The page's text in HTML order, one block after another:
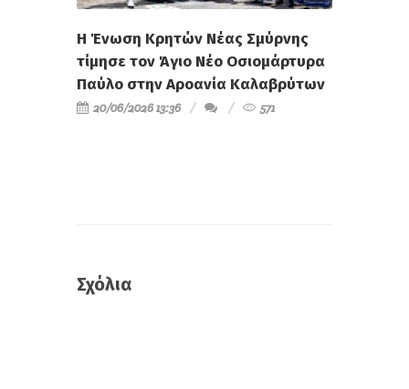
Η Ένωση Κρητών Νέας Σμύρνης
τίμησε τον Άγιο Νέο Οσιομάρτυρα
Παύλο στην Αροανία Καλαβρύτων
20/06/2026 13:36 571
Σχόλια